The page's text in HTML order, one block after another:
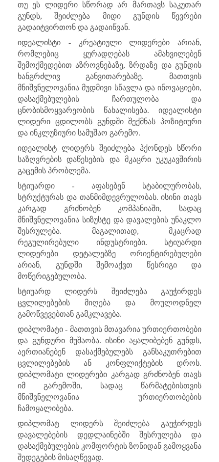
თუ ეს ლიდერი სწორად არ მართავს საკუთარ
გუნდს, შეიძლება მიდი გუნდის წევრები
გადაიტვირთონ და გადაიწვან.
იდეალისტი - კრეატიული ლიდერები არიან,
რომლებიც ყურადღებას ამახვილებენ
შემოქმედებით აზროვნებაზე, ზრდაზე და გუნდის
ხანგრძლივ განვითარებაზე. მათთვის
მნიშვნელოვანია მუდმივი სწავლა და ინოვაციები,
დასაქმებულების ჩართულობა და
ცნობისმოყვარეობის წახალისება. იდეალისტი
ლიდერი ცდილობს გუნდში შექმნას პოზიტიური
და ინკლუზიური სამუშაო გარემო.
იდეალისტ ლიდერს შეიძლება ჰქონდეს სწორი
საზღვრების დაწესების და მკაცრი უკუკავშირის
გაცემის პრობლემა.
სტიუარდი - აფასებენ სტაბილურობას,
სტრუქტურას და თანმიმდევრულობას. ისინი თავს
კარგად გრძნობენ კომპანიაში, სადაც
მნიშვნელოვანია სიზუსტე და დავალების უნაკლო
შესრულება. მაგალითად, მკაცრად
რეგულირებული ინდუსტრიები. სტიუარდი
ლიდერები დეტალებზე ორიენტირებულები
არიან, გუნდში შემოაქვთ წესრიგი და
მოწერიგებულობა.
სტიუარდ ლიდერს შეიძლება გაუჭირდეს
ცვლილებების მიღება და მოულოდნელ
გამოწვევებთან გამკლავება.
დიპლომატი - მათთვის მთავარია ურთიერთობები
და გუნდური მუშაობა. ისინი აყალიბებენ გუნდს,
აერთიანებენ დასაქმებულებს განსაკუთრებით
ცვლილებების ან კონფლიქტების დროს.
დიპლომატი ლიდერები კარგად გრძნობენ თავს
იმ გარემოში, სადაც წარმატებისთვის
მნიშვნელოვანია ურთიერთობების
ჩამოყალიბება.
დიპლომატ ლიდერს შეიძლება გაუჭირდეს
დავალებების დედლაინებში შესრულება და
დასაქმებულების კომფორტის ზონიდან გამოყვანა
შედეგების მისაღწევად.